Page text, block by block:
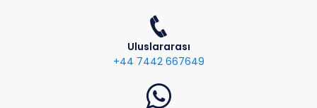
Uluslararası
+44 7442 667649